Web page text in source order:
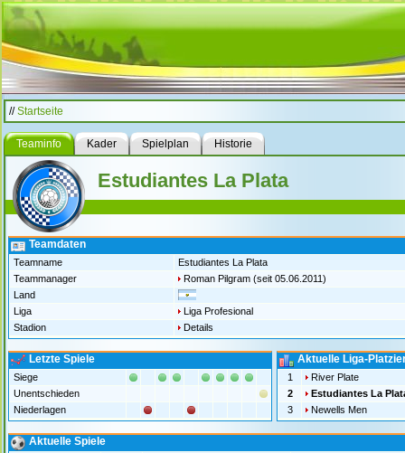
//Startseite
Teaminfo Kader Spielplan Historie
Estudiantes La Plata
Teamdaten
Teamname
Estudiantes La Plata
Teammanager
Roman Pilgram (seit 05.06.2011)
Land
Liga
Liga Profesional
Stadion
Details
Letzte Spiele
Siege
Unentschieden
Niederlagen
Aktuelle Liga-
1
River Plate
2
Estudiantes La
3
Newells Men
Aktuelle Spiele